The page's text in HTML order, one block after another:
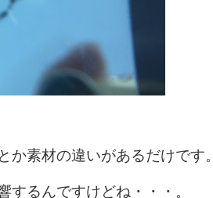
か素材の違いがあるだけです。
するんですけどね・・・。